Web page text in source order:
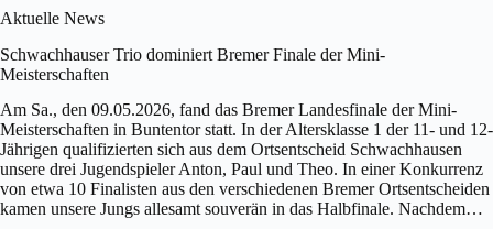
Aktuelle News
Schwachhauser Trio dominiert Bremer Finale der Mini-
Meisterschaften
Am Sa., den 09.05.2026, fand das Bremer Landesfinale der Mini-
Meisterschaften in Buntentor statt. In der Altersklasse 1 der 11- und 12-
Jährigen qualifizierten sich aus dem Ortsentscheid Schwachhausen
unsere drei Jugendspieler Anton, Paul und Theo. In einer Konkurrenz
von etwa 10 Finalisten aus den verschiedenen Bremer Ortsentscheiden
kamen unsere Jungs allesamt souverän in das Halbfinale. Nachdem…